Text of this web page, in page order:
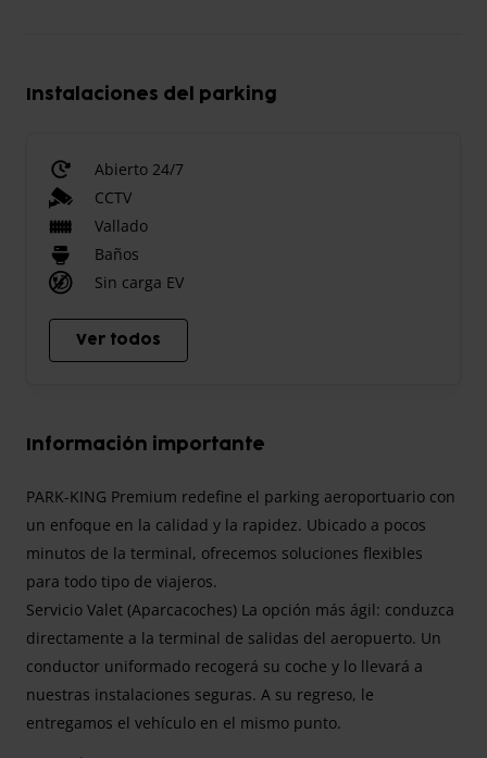
Instalaciones del parking
Abierto 24/7
CCTV
Vallado
Baños
Sin carga EV
Ver todos
Información importante
PARK-KING Premium redefine el parking aeroportuario con
un enfoque en la calidad y la rapidez. Ubicado a pocos
minutos de la terminal, ofrecemos soluciones flexibles
para todo tipo de viajeros.
Servicio Valet (Aparcacoches) La opción más ágil: conduzca
directamente a la terminal de salidas del aeropuerto. Un
conductor uniformado recogerá su coche y lo llevará a
nuestras instalaciones seguras. A su regreso, le
entregamos el vehículo en el mismo punto.